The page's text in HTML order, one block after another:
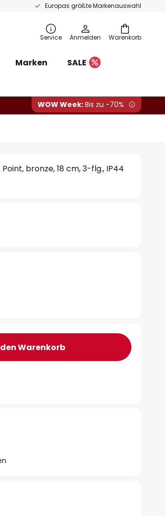
Europas größte Markenauswahl
Warenkorb
Service Anmelden
Marken
SALE
WOW Week:Bis zu -70%
bronze, 18 cm, 3-flg., IP44
Warenkorb